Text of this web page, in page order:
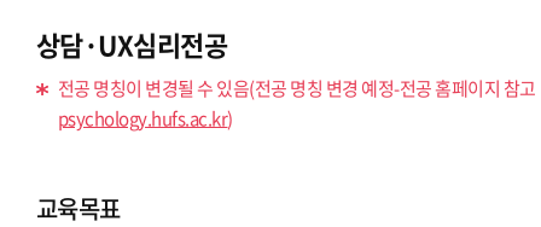
상담·UX심리전공
전공 명칭이 변경될 수 있음(전공 명칭 변경 예정-전공 홈페이지 참고
psychology.hufs.ac.kr)
교육목표